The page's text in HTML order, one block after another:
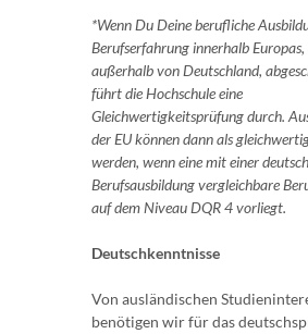
*Wenn Du Deine berufliche
Berufserfahrung innerhalb Europas,
außerhalb von Deutschland,
führt die Hochschule eine
Gleichwertigkeitsprüfung durch.
der EU können dann als
werden, wenn eine mit einer
Berufsausbildung vergleichbare
auf dem Niveau DQR 4 vorliegt.
Deutschkenntnisse
Von ausländischen
benötigen wir für das